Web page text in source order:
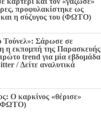
προφυλακίστηκε ως
και η σύζυγος του (ΦΩΤΟ)
Τούνελ»: Σάρωσε σε
η εκπομπή της Παρασκευής
trend για μία εβδομάδα
/ Δείτε αναλυτικά
Ο καρκίνος «θέρισε»
(ΦΩΤΟ)